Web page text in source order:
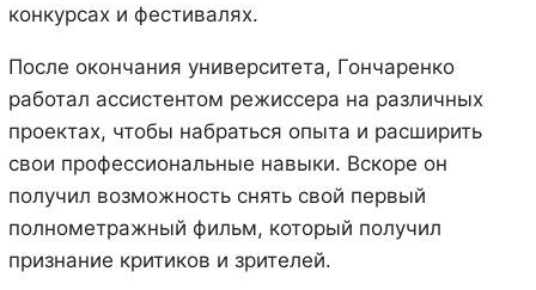
конкурсах и фестивалях.
После окончания университета, Гончаренко
работал ассистентом режиссера на различных
проектах, чтобы набраться опыта и расширить
свои профессиональные навыки. Вскоре он
получил возможность снять свой первый
полнометражный фильм, который получил
признание критиков и зрителей.